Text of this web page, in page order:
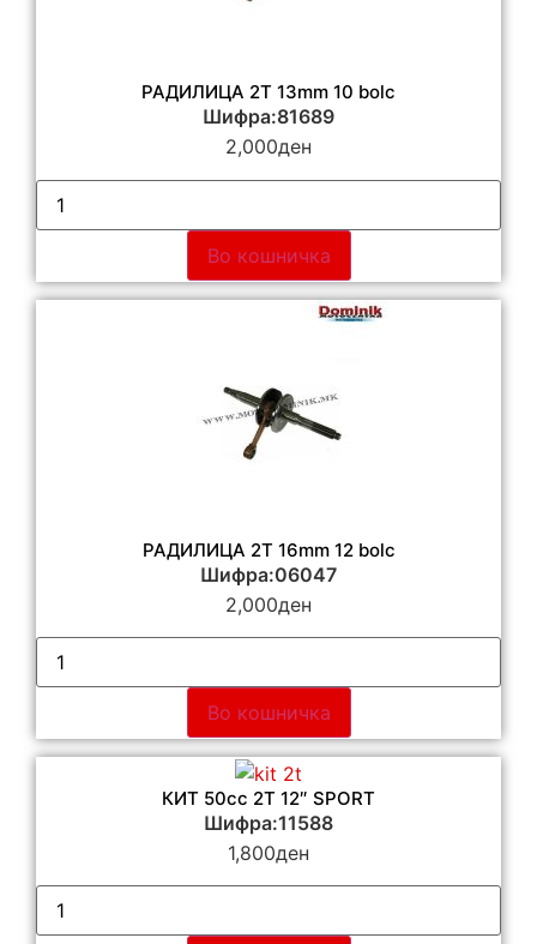
РАДИЛИЦА 2T 13mm 10 bolc
Шифра:81689
2,000ден
Во кошничка
РАДИЛИЦА 2T 16mm 12 bolc
Шифра:06047
2,000ден
Во кошничка
КИТ 50сс 2Т 12″ SPORT
Шифра:11588
1,800ден